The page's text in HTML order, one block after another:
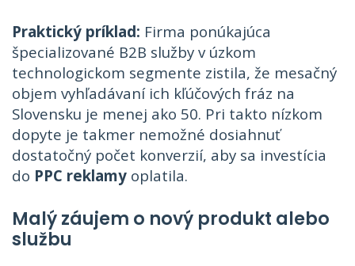
Praktický príklad: Firma ponúkajúca
špecializované B2B služby v úzkom
technologickom segmente zistila, že mesačný
objem vyhľadávaní ich kľúčových fráz na
Slovensku je menej ako 50. Pri takto nízkom
dopyte je takmer nemožné dosiahnuť
dostatočný počet konverzií, aby sa investícia
do PPC reklamy oplatila.
Malý záujem o nový produkt alebo
službu